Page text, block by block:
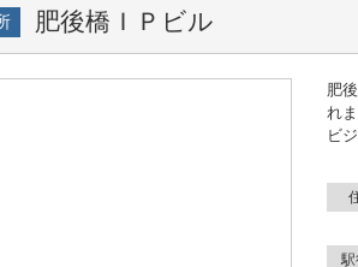
肥後橋ＩＰビル
肥
れ
ビ
の
に
を
す